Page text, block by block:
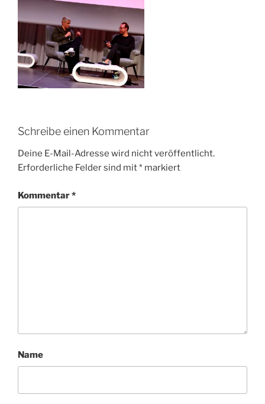
Schreibe einen Kommentar
Deine E-Mail-Adresse wird nicht veröffentlicht.
Erforderliche Felder sind mit* markiert
Kommentar*
Name